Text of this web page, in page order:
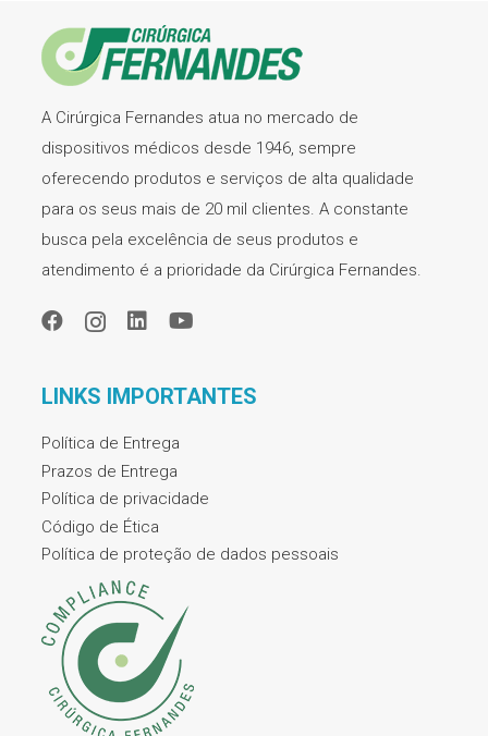
A Cirúrgica Fernandes atua no mercado de
dispositivos médicos desde 1946, sempre
oferecendo produtos e serviços de alta qualidade
para os seus mais de 20 mil clientes. A constante
busca pela excelência de seus produtos e
atendimento é a prioridade da Cirúrgica Fernandes.
LINKS IMPORTANTES
Política de Entrega
Prazos de Entrega
Política de privacidade
Código de Ética
Política de proteção de dados pessoais